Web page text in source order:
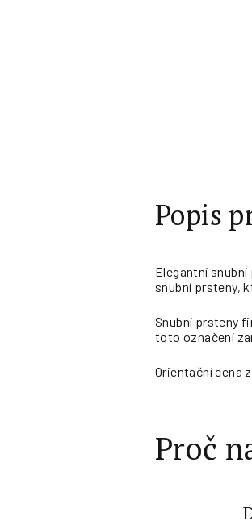
Popis
Elegantní
snubní prsteny,
Snubní prsteny
toto označení
Orientační cena
Proč